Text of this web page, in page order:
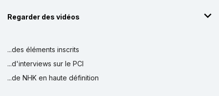
Regarder des vidéos
...des éléments inscrits
...d'interviews sur le PCI
...de NHK en haute définition